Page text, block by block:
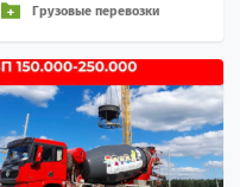
Грузовые перевозки